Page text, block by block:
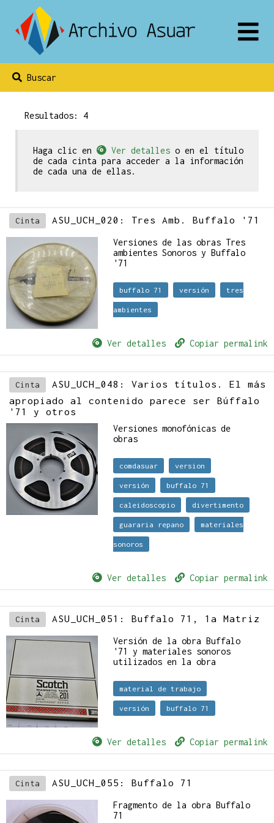
Buscar
Resultados: 4
Haga clic en Ver detalles o en el título
de cada cinta para acceder a la información
de cada una de ellas.
Cinta ASU_UCH_020: Tres Amb. Buffalo '71
Versiones de las obras Tres
ambientes Sonoros y Buffalo
'71
buffalo 71 versión tres
ambientes
Ver detalles Copiar permalink
Cinta
ASU_UCH_048: Varios títulos. El más
apropiado al contenido parece ser Búffalo
'71 y otros
Versiones monofónicas de
obras
comdasuar version
versión buffalo 71
caleidoscopio divertimento
guararia repano materiales
sonoros
Ver detalles Copiar permalink
Cinta ASU_UCH_051: Buffalo 71, 1a Matriz
Versión de la obra Buffalo
'71 y materiales sonoros
utilizados en la obra
material de trabajo
versión buffalo 71
Ver detalles Copiar permalink
Cinta ASU_UCH_055: Buffalo 71
Fragmento de la obra Buffalo
71